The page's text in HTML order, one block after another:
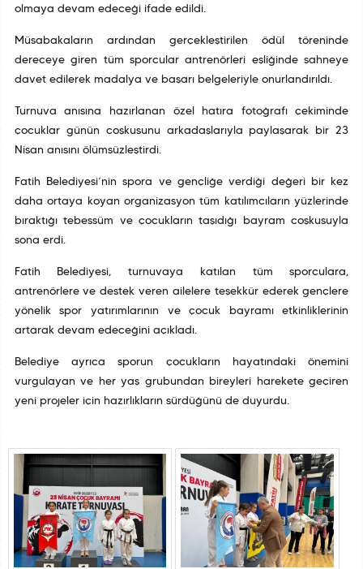
olmaya devam edeceği ifade edildi.
Müsabakaların ardından gerçekleştirilen ödül töreninde
dereceye giren tüm sporcular antrenörleri eşliğinde sahneye
davet edilerek madalya ve başarı belgeleriyle onurlandırıldı.
Turnuva anısına hazırlanan özel hatıra fotoğrafı çekiminde
çocuklar günün coşkusunu arkadaşlarıyla paylaşarak bir 23
Nisan anısını ölümsüzleştirdi.
Fatih Belediyesi’nin spora ve gençliğe verdiği değeri bir kez
daha ortaya koyan organizasyon tüm katılımcıların yüzlerinde
bıraktığı tebessüm ve çocukların taşıdığı bayram coşkusuyla
sona erdi.
Fatih Belediyesi, turnuvaya katılan tüm sporculara,
antrenörlere ve destek veren ailelere teşekkür ederek gençlere
yönelik spor yatırımlarının ve çocuk bayramı etkinliklerinin
artarak devam edeceğini açıkladı.
Belediye ayrıca sporun çocukların hayatındaki önemini
vurgulayan ve her yaş grubundan bireyleri harekete geçiren
yeni projeler için hazırlıkların sürdüğünü de duyurdu.